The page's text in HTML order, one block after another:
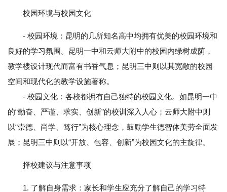
校园环境与校园文化
- 校园环境：昆明的几所知名高中均拥有优美的校园环境和
良好的学习氛围。昆明一中和云师大附中的校园内绿树成荫，
教学楼设计现代而富有书香气息；昆明三中则以其宽敞的校园
空间和现代化的教学设施著称。
- 校园文化：各校都拥有自己独特的校园文化。如昆明一中
的“勤奋、严谨、求实、创新”的校训深入人心；云师大附中则
以“崇德、尚学、笃行”为核心理念，鼓励学生德智体美劳全面发
展；昆明三中则以“开放、包容、创新”为校园文化的主旋律。
择校建议与注意事项
1. 了解自身需求：家长和学生应充分了解自己的学习特